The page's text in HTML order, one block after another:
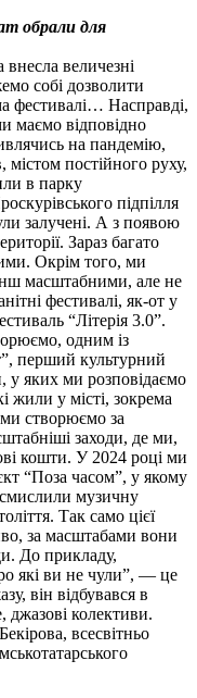
обрали для
величезні
собі дозволити
фестивалі… Насправді,
маємо відповідно
на пандемію,
постійного руху,
в парку
підпілля
залучені. А з появою
Зараз багато
Окрім того, ми
масштабними, але не
фестивалі, як-от у
“Літерія 3.0”.
одним із
перший культурний
у яких ми розповідаємо
жили у місті, зокрема
створюємо за
заходи, де ми,
кошти. У 2024 році ми
“Поза часом”, у якому
музичну
Так само цієї
за масштабами вони
До прикладу,
які ви не чули”, — це
він відбувався в
джазові колективи.
всесвітньо